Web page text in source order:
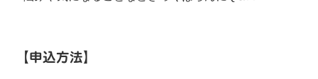
【申込方法】